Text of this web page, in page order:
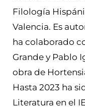
Filología
Valencia. Es
ha colaborado
Grande y Pablo
obra de
Hasta 2023 ha
Literatura en el